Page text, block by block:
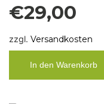
€29,00
zzgl. Versandkosten
In den Warenkorb